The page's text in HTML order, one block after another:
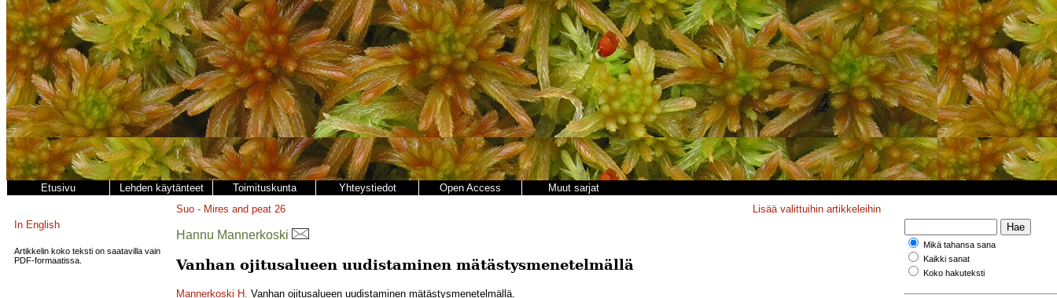
Etusivu Lehden käytänteet Toimituskunta Yhteystiedot Open Access Muut sarjat
In English
Artikkelin koko teksti on saatavilla vain
PDF-formaatissa.
Suo - Mires and peat 26 Lisää valittuihin artikkeleihin
Hannu Mannerkoski
Vanhan ojitusalueen uudistaminen mätästysmenetelmällä
Mannerkoski H. Vanhan ojitusalueen uudistaminen mätästysmenetelmällä.
Mikä tahansa sana
Kaikki sanat
Koko hakuteksti